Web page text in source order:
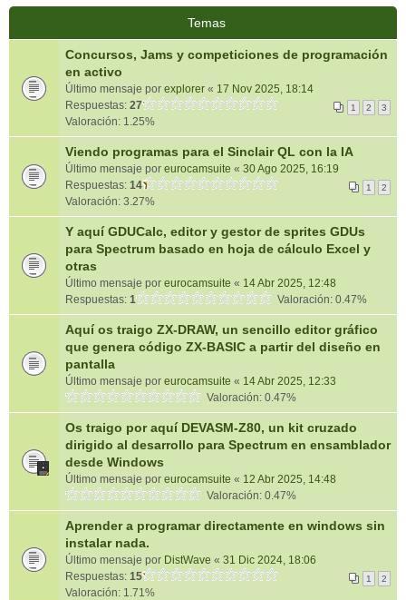
Temas
Concursos, Jams y competiciones de programación
en activo
Último mensaje por explorer « 17 Nov 2025, 18:14
Respuestas: 27 1 2 3
Valoración: 1.25%
Viendo programas para el Sinclair QL con la IA
Último mensaje por eurocamsuite « 30 Ago 2025, 16:19
Respuestas: 14 1 2
Valoración: 3.27%
Y aquí GDUCalc, editor y gestor de sprites GDUs
para Spectrum basado en hoja de cálculo Excel y
otras
Último mensaje por eurocamsuite « 14 Abr 2025, 12:48
Respuestas: 1 Valoración: 0.47%
Aquí os traigo ZX-DRAW, un sencillo editor gráfico
que genera código ZX-BASIC a partir del diseño en
pantalla
Último mensaje por eurocamsuite « 14 Abr 2025, 12:33
Valoración: 0.47%
Os traigo por aquí DEVASM-Z80, un kit cruzado
dirigido al desarrollo para Spectrum en ensamblador
desde Windows
Último mensaje por eurocamsuite « 12 Abr 2025, 14:48
Valoración: 0.47%
Aprender a programar directamente en windows sin
instalar nada.
Último mensaje por DistWave « 31 Dic 2024, 18:06
Respuestas: 15 1 2
Valoración: 1.71%